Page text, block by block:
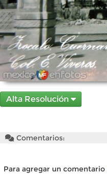
Alta Resolución
Comentarios:
Para agregar un comentario